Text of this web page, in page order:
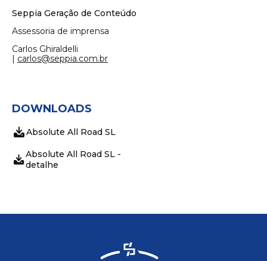
Seppia Geração de Conteúdo
Assessoria de imprensa
Carlos Ghiraldelli
| carlos@seppia.com.br
DOWNLOADS
Absolute All Road SL
Absolute All Road SL -
detalhe